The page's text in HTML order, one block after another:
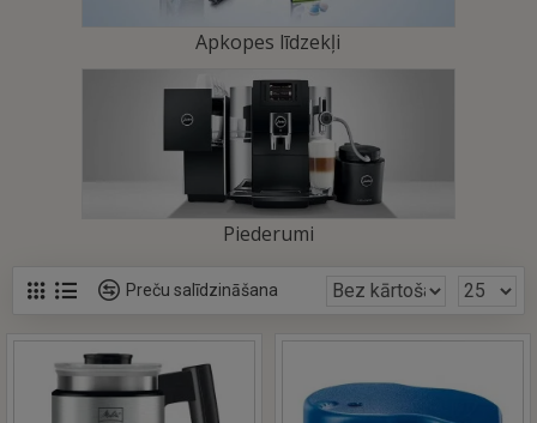
Apkopes līdzekļi
Piederumi
Preču salīdzināšana